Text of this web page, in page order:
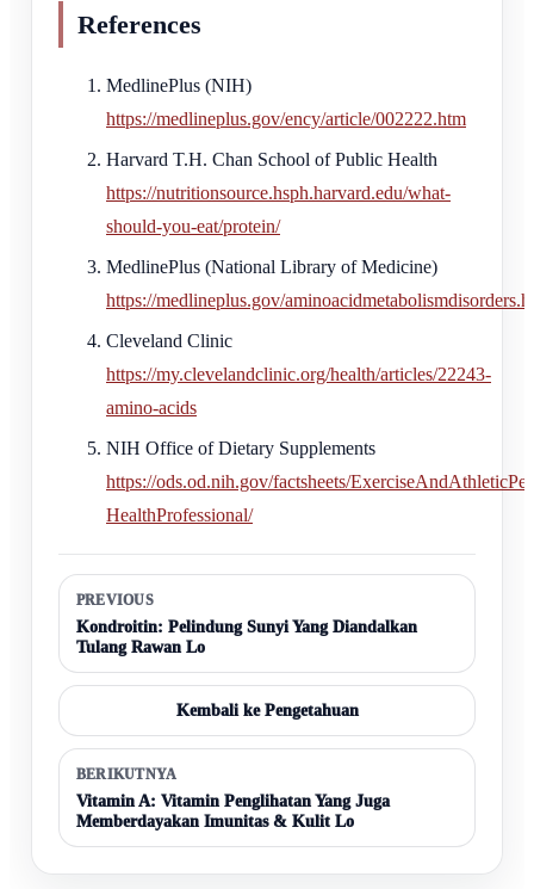
References
MedlinePlus (NIH)
https://medlineplus.gov/ency/article/002222.htm
Harvard T.H. Chan School of Public Health
https://nutritionsource.hsph.harvard.edu/what-
should-you-eat/protein/
MedlinePlus (National Library of Medicine)
https://medlineplus.gov/
Cleveland Clinic
https://my.clevelandclinic.org/health/articles/22243-
amino-acids
NIH Office of Dietary Supplements
https://ods.od.nih.gov/factsheets/
HealthProfessional/
PREVIOUS
Kondroitin: Pelindung Sunyi Yang Diandalkan
Tulang Rawan Lo
Kembali ke Pengetahuan
BERIKUTNYA
Vitamin A: Vitamin Penglihatan Yang Juga
Memberdayakan Imunitas & Kulit Lo